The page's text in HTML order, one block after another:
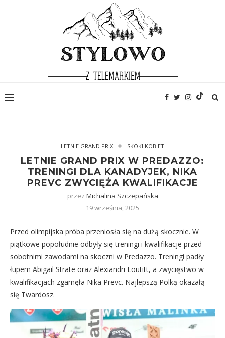
LETNIE GRAND PRIX SKOKI KOBIET
LETNIE GRAND PRIX W PREDAZZO:
TRENINGI DLA KANADYJEK, NIKA
PREVC ZWYCIĘŻA KWALIFIKACJE
przez Michalina Szczepańska
19 września, 2025
Przed olimpijska próba przeniosła się na dużą skocznie. W
piątkowe popołudnie odbyły się treningi i kwalifikacje przed
sobotnimi zawodami na skoczni w Predazzo. Treningi padły
łupem Abigail Strate oraz Alexiandri Loutitt, a zwycięstwo w
kwalifikacjach zgarnęła Nika Prevc. Najlepszą Polką okazałą
się Twardosz.